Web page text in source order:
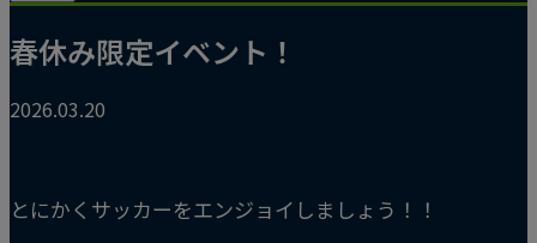
春休み限定イベント！
2026.03.20
とにかくサッカーをエンジョイしましょう！！